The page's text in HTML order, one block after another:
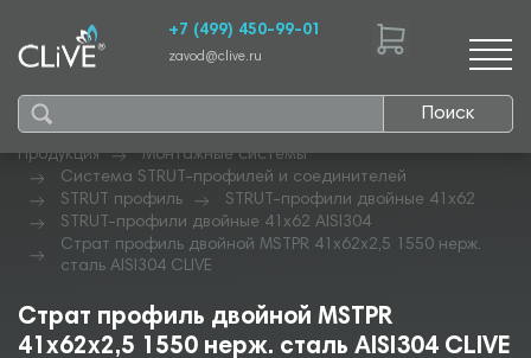
Поиск
+7 (499) 450-99-01
zavod@clive.ru
Продукция
Монтажные системы
Система STRUT-профилей и соединителей
STRUT профиль
STRUT-профили двойные 41х62
STRUT-профили двойные 41х62 AISI304
Страт профиль двойной MSTPR 41х62х2,5 1550 нерж.
сталь AISI304 CLIVE
Страт профиль двойной MSTPR
41х62х2,5 1550 нерж. сталь AISI304 CLIVE